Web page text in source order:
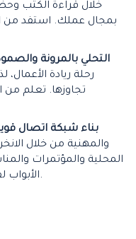
خلال قراءة الكتب
بمجال عملك. استفد من
التحلي بالمرونة
رحلة ريادة
تجاوزها. تعلم
بناء شبكة اتصال
والمهنية من خلال
المحلية والمؤتمرات
الأبواب لفرص جديدة وشراكات استراتيجية.